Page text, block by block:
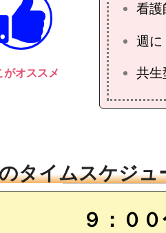
がオススメ
看護
週に
共生
イムスケジュ
９：０